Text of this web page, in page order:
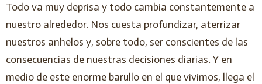
Todo va muy deprisa y todo cambia constantemente a
nuestro alrededor. Nos cuesta profundizar, aterrizar
nuestros anhelos y, sobre todo, ser conscientes de las
consecuencias de nuestras decisiones diarias. Y en
medio de este enorme barullo en el que vivimos, llega el